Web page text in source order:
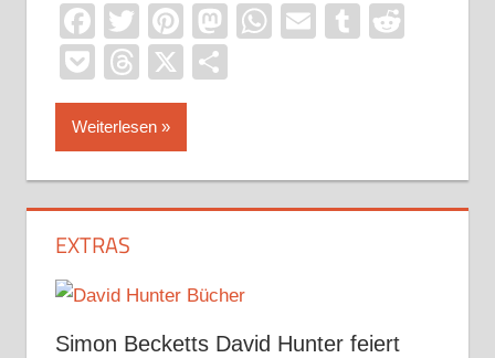
Facebook
TwitterPinterest
Mastodon
WhatsApp
EmailTumblr
PocketThreads
X
Weiterlesen
EXTRAS
Simon Becketts David Hunter feiert